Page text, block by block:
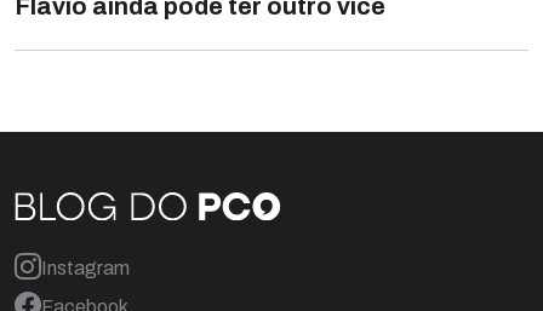
Flávio ainda pode ter outro vice
Instagram
Facebook